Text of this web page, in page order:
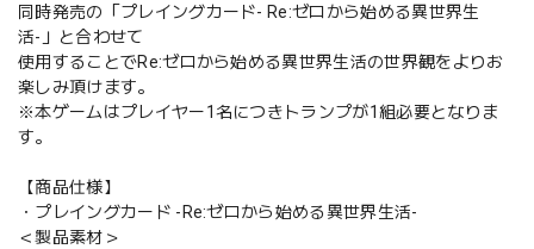
同時発売の「プレイングカード- Re:ゼロから始める異世界生
活-」と合わせて
使用することでRe:ゼロから始める異世界生活の世界観をよりお
楽しみ頂けます。
※本ゲームはプレイヤー1名につきトランプが1組必要となりま
す。
【商品仕様】
・プレイングカード -Re:ゼロから始める異世界生活-
＜製品素材＞